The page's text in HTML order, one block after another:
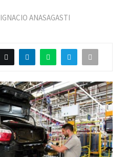
IGNACIO ANASAGASTI